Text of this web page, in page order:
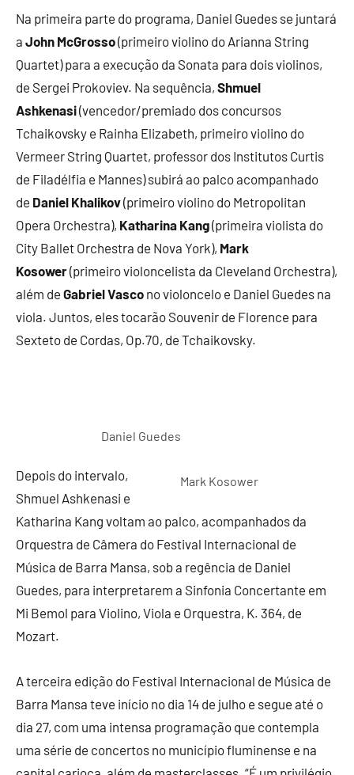
Na primeira parte do programa, Daniel Guedes se juntará
a John McGrosso(primeiro violino do Arianna String
Quartet) para a execução da Sonata para dois violinos,
de Sergei Prokoviev. Na sequência, Shmuel
Ashkenasi(vencedor/premiado dos concursos
Tchaikovsky e Rainha Elizabeth, primeiro violino do
Vermeer String Quartet, professor dos Institutos Curtis
de Filadélfia e Mannes) subirá ao palco acompanhado
de Daniel Khalikov(primeiro violino do Metropolitan
Opera Orchestra), Katharina Kang(primeira violista do
City Ballet Orchestra de Nova York), Mark
Kosower(primeiro violoncelista da Cleveland Orchestra),
além de Gabriel Vasco no violoncelo e Daniel Guedes na
viola. Juntos, eles tocarão Souvenir de Florence para
Sexteto de Cordas, Op.70, de Tchaikovsky.
Daniel Guedes
Mark Kosower
Depois do intervalo,
Shmuel Ashkenasi e
Katharina Kang voltam ao palco, acompanhados da
Orquestra de Câmera do Festival Internacional de
Música de Barra Mansa, sob a regência de Daniel
Guedes, para interpretarem a Sinfonia Concertante em
Mi Bemol para Violino, Viola e Orquestra, K. 364, de
Mozart.
A terceira edição do Festival Internacional de Música de
Barra Mansa teve início no dia 14 de julho e segue até o
dia 27, com uma intensa programação que contempla
uma série de concertos no município fluminense e na